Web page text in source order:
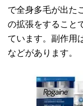
で全身多毛が出た
の拡張をすること
ています。副作用
などがあります。